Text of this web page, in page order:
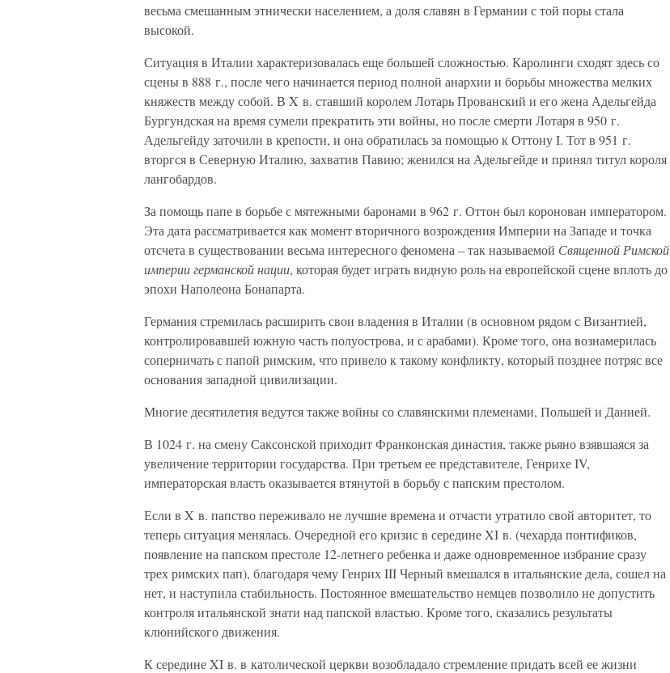
весьма смешанным этнически населением, а доля славян в Германии с той поры стала
высокой.
Ситуация в Италии характеризовалась еще большей сложностью. Каролинги сходят здесь со
сцены в 888 г., после чего начинается период полной анархии и борьбы множества мелких
княжеств между собой. В X в. ставший королем Лотарь Прованский и его жена Адельгейда
Бургундская на время сумели прекратить эти войны, но после смерти Лотаря в 950 г.
Адельгейду заточили в крепости, и она обратилась за помощью к Оттону I. Тот в 951 г.
вторгся в Северную Италию, захватив Павию; женился на Адельгейде и принял титул короля
лангобардов.
За помощь папе в борьбе с мятежными баронами в 962 г. Оттон был коронован императором.
Эта дата рассматривается как момент вторичного возрождения Империи на Западе и точка
отсчета в существовании весьма интересного феномена – так называемой Священной Римской
империи германской нации, которая будет играть видную роль на европейской сцене вплоть до
эпохи Наполеона Бонапарта.
Германия стремилась расширить свои владения в Италии (в основном рядом с Византией,
контролировавшей южную часть полуострова, и с арабами). Кроме того, она вознамерилась
соперничать с папой римским, что привело к такому конфликту, который позднее потряс все
основания западной цивилизации.
Многие десятилетия ведутся также войны со славянскими племенами, Польшей и Данией.
В 1024 г. на смену Саксонской приходит Франконская династия, также рьяно взявшаяся за
увеличение территории государства. При третьем ее представителе, Генрихе IV,
императорская власть оказывается втянутой в борьбу с папским престолом.
Если в X в. папство переживало не лучшие времена и отчасти утратило свой авторитет, то
теперь ситуация менялась. Очередной его кризис в середине XI в. (чехарда понтификов,
появление на папском престоле 12-летнего ребенка и даже одновременное избрание сразу
трех римских пап), благодаря чему Генрих III Черный вмешался в итальянские дела, сошел на
нет, и наступила стабильность. Постоянное вмешательство немцев позволило не допустить
контроля итальянской знати над папской властью. Кроме того, сказались результаты
клюнийского движения.
К середине XI в. в католической церкви возобладало стремление придать всей ее жизни